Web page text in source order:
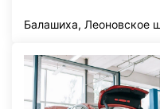
Балашиха, Леоновское